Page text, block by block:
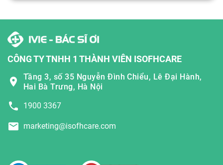
CÔNG TY TNHH 1 THÀNH VIÊN ISOFHCARE
Tầng 3, số 35 Nguyễn Đình Chiểu, Lê Đại Hành,
Hai Bà Trưng, Hà Nội
1900 3367
marketing@isofhcare.com